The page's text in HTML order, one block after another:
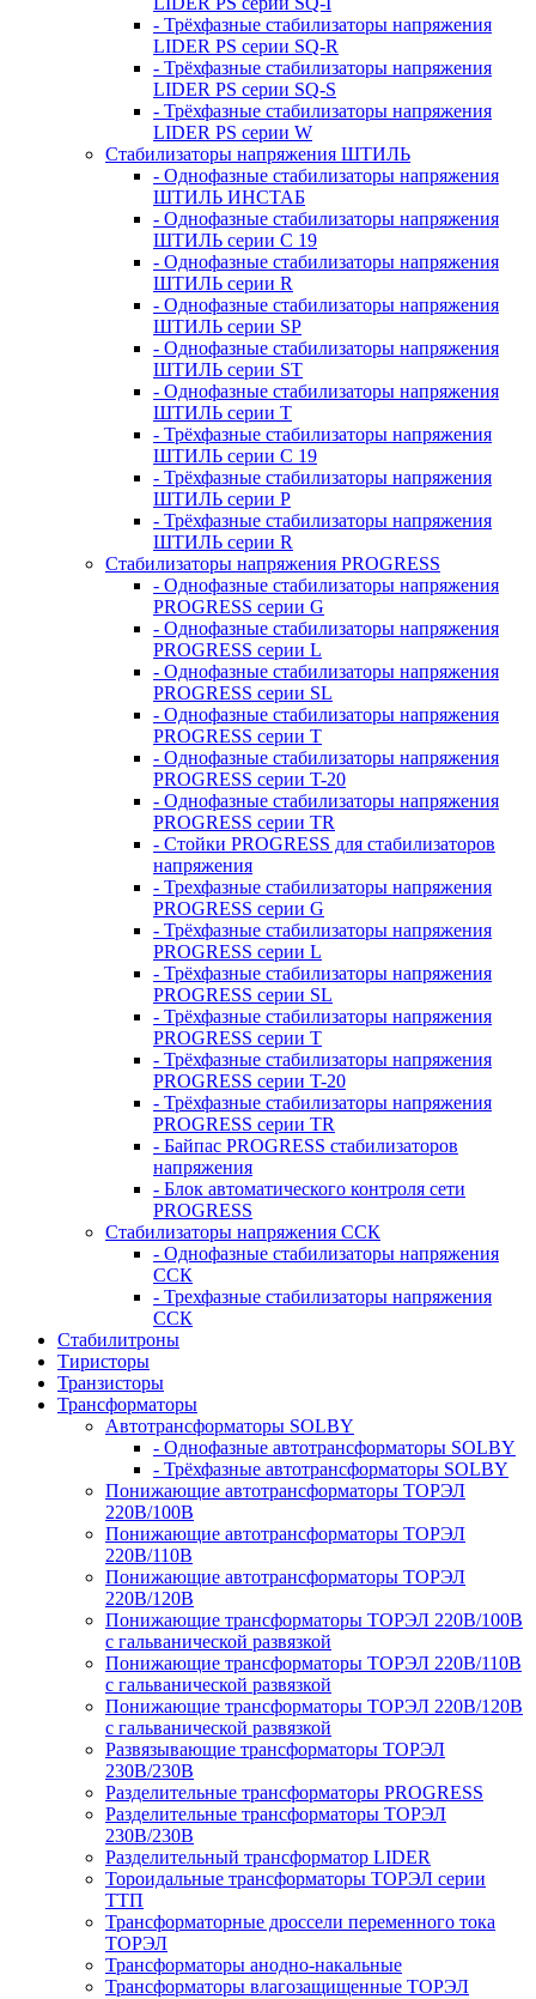
- Трёхфазные стабилизаторы напряжения
LIDER PS серии SQ-R
- Трёхфазные стабилизаторы напряжения
LIDER PS серии SQ-S
- Трёхфазные стабилизаторы напряжения
LIDER PS серии W
Стабилизаторы напряжения ШТИЛЬ
- Однофазные стабилизаторы напряжения
ШТИЛЬ ИНСТАБ
- Однофазные стабилизаторы напряжения
ШТИЛЬ серии C 19
- Однофазные стабилизаторы напряжения
ШТИЛЬ серии R
- Однофазные стабилизаторы напряжения
ШТИЛЬ серии SP
- Однофазные стабилизаторы напряжения
ШТИЛЬ серии ST
- Однофазные стабилизаторы напряжения
ШТИЛЬ серии T
- Трёхфазные стабилизаторы напряжения
ШТИЛЬ серии C 19
- Трёхфазные стабилизаторы напряжения
ШТИЛЬ серии P
- Трёхфазные стабилизаторы напряжения
ШТИЛЬ серии R
Стабилизаторы напряжения PROGRESS
- Однофазные стабилизаторы напряжения
PROGRESS серии G
- Однофазные стабилизаторы напряжения
PROGRESS серии L
- Однофазные стабилизаторы напряжения
PROGRESS серии SL
- Однофазные стабилизаторы напряжения
PROGRESS серии T
- Однофазные стабилизаторы напряжения
PROGRESS серии T-20
- Однофазные стабилизаторы напряжения
PROGRESS серии TR
- Стойки PROGRESS для стабилизаторов
напряжения
- Трехфазные стабилизаторы напряжения
PROGRESS серии G
- Трёхфазные стабилизаторы напряжения
PROGRESS серии L
- Трёхфазные стабилизаторы напряжения
PROGRESS серии SL
- Трёхфазные стабилизаторы напряжения
PROGRESS серии T
- Трёхфазные стабилизаторы напряжения
PROGRESS серии T-20
- Трёхфазные стабилизаторы напряжения
PROGRESS серии TR
- Байпас PROGRESS стабилизаторов
напряжения
- Блок автоматического контроля сети
PROGRESS
Стабилизаторы напряжения ССК
- Однофазные стабилизаторы напряжения
ССК
- Трехфазные стабилизаторы напряжения
ССК
Стабилитроны
Тиристоры
Транзисторы
Трансформаторы
Автотрансформаторы SOLBY
- Однофазные автотрансформаторы SOLBY
- Трёхфазные автотрансформаторы SOLBY
Понижающие автотрансформаторы ТОРЭЛ
220В/100В
Понижающие автотрансформаторы ТОРЭЛ
220В/110В
Понижающие автотрансформаторы ТОРЭЛ
220В/120В
Понижающие трансформаторы ТОРЭЛ 220В/100В
с гальванической развязкой
Понижающие трансформаторы ТОРЭЛ 220В/110В
с гальванической развязкой
Понижающие трансформаторы ТОРЭЛ 220В/120В
с гальванической развязкой
Развязывающие трансформаторы ТОРЭЛ
230В/230В
Разделительные трансформаторы PROGRESS
Разделительные трансформаторы ТОРЭЛ
230В/230В
Разделительный трансформатор LIDER
Тороидальные трансформаторы ТОРЭЛ серии
ТТП
Трансформаторные дроссели переменного тока
ТОРЭЛ
Трансформаторы анодно-накальные
Трансформаторы влагозащищенные ТОРЭЛ